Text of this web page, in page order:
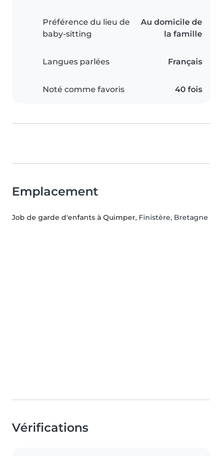
Préférence du lieu de
baby-sitting
Au domicile de
la famille
Langues parlées Français
Noté comme favoris 40 fois
Emplacement
Job de garde d'enfants à Quimper, Finistère, Bretagne
Vérifications